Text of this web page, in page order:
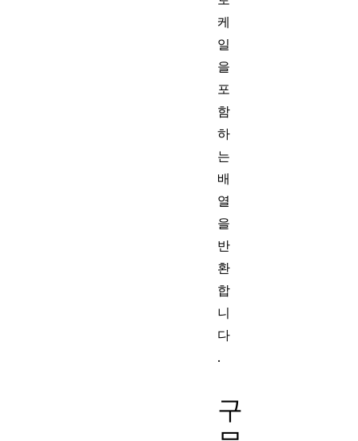
케
일
을
포
함
하
는
배
열
을
반
환
합
니
다
.
구